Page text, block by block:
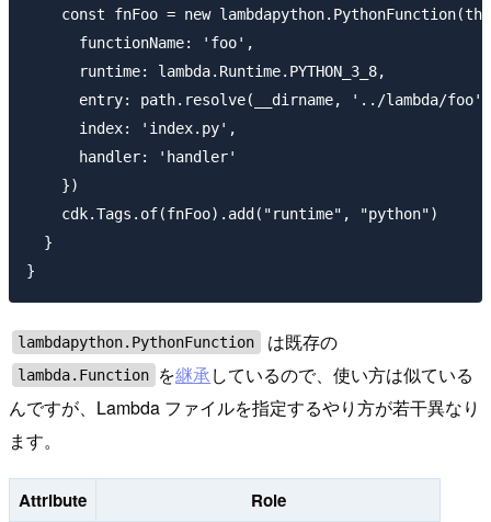
const fnFoo = new
      functionName: 'foo',
      runtime: lambda.Runtime.PYTHON_3_8,
entry: path.resolve(__dirname, '../lambda/
      index: 'index.py',
      handler: 'handler'
    })
    cdk.Tags.of(fnFoo).add("runtime", "python")
  }
lambdapython.PythonFunction は既存の
lambda.Function を継承しているので、使い方は似ている
んですが、Lambda ファイルを指定するやり方が若干異なり
ます。
Attribute Role